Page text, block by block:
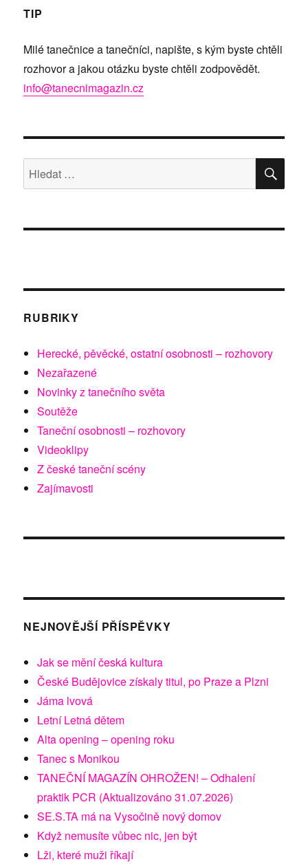
TIP
Milé tanečnice a tanečníci, napište, s kým byste chtěli
rozhovor a jakou otázku byste chtěli zodpovědět.
info@tanecnimagazin.cz
Hledat:
RUBRIKY
Herecké, pěvěcké, ostatní osobnosti – rozhovory
Nezařazené
Novinky z tanečního světa
Soutěže
Taneční osobnosti – rozhovory
Videoklipy
Z české taneční scény
Zajímavosti
NEJNOVĚJŠÍ PŘÍSPĚVKY
Jak se mění česká kultura
České Budějovice získaly titul, po Praze a Plzni
Jáma lvová
Letní Letná dětem
Alta opening – opening roku
Tanec s Monikou
TANEČNÍ MAGAZÍN OHROŽEN! – Odhalení
praktik PCR (Aktualizováno 31.07.2026)
SE.S.TA má na Vysočině nový domov
Když nemusíte vůbec nic, jen být
Lži, které muži říkají